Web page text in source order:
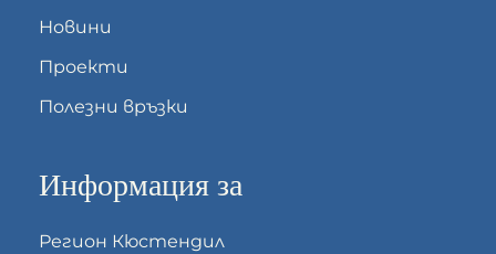
Новини
Проекти
Полезни връзки
Информация за
Регион Кюстендил